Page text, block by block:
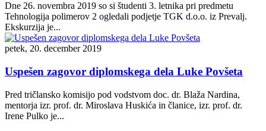
Dne 26. novembra 2019 so si študenti 3. letnika pri predmetu
Tehnologija polimerov 2 ogledali podjetje TGK d.o.o. iz Prevalj.
Ekskurzija je...
petek, 20. december 2019
Uspešen zagovor diplomskega dela Luke Povšeta
Pred tričlansko komisijo pod vodstvom doc. dr. Blaža Nardina,
mentorja izr. prof. dr. Miroslava Huskića in članice, izr. prof. dr.
Irene Pulko je...